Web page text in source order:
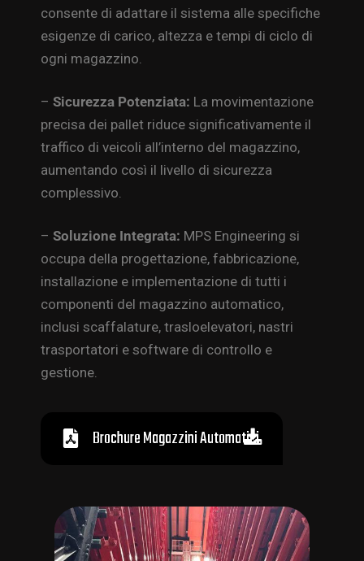
consente di adattare il sistema alle specifiche
esigenze di carico, altezza e tempi di ciclo di
ogni magazzino.
– Sicurezza Potenziata: La movimentazione
precisa dei pallet riduce significativamente il
traffico di veicoli all’interno del magazzino,
aumentando così il livello di sicurezza
complessivo.
– Soluzione Integrata: MPS Engineering si
occupa della progettazione, fabbricazione,
installazione e implementazione di tutti i
componenti del magazzino automatico,
inclusi scaffalature, trasloelevatori, nastri
trasportatori e software di controllo e
gestione.
Brochure Magazzini Automatici